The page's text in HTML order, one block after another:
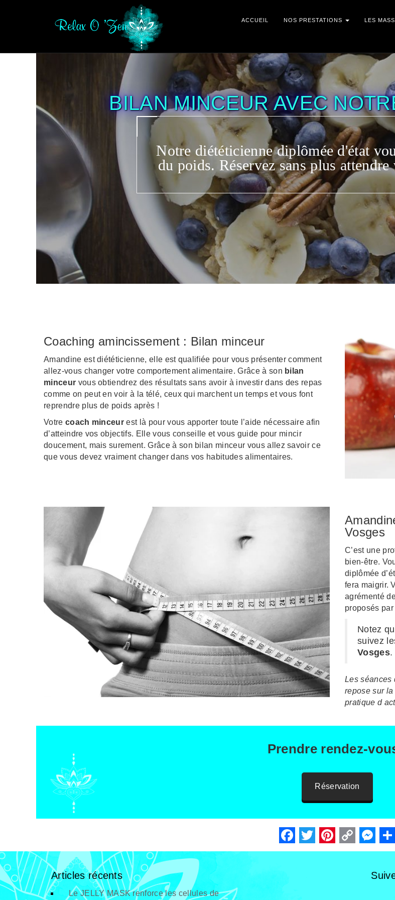
ACCUEIL NOS PRESTATIONS LES
BILAN MINCEUR AVEC
Notre diététicienne diplômée d'état
du poids. Réservez sans plus
Coaching amincissement : Bilan minceur
Amandine est diététicienne, elle est qualifiée pour vous présenter comment
allez-vous changer votre comportement alimentaire. Grâce à son bilan
minceur vous obtiendrez des résultats sans avoir à investir dans des repas
comme on peut en voir à la télé, ceux qui marchent un temps et vous font
reprendre plus de poids après !
Votre coach minceur est là pour vous apporter toute l’aide nécessaire afin
d’atteindre vos objectifs. Elle vous conseille et vous guide pour mincir
doucement, mais surement. Grâce à son bilan minceur vous allez savoir ce
que vous devez vraiment changer dans vos habitudes alimentaires.
Vosges
C’est une
bien-être.
diplômée
fera maigrir.
agrémenté
proposés
Notez
suivez
Vosges.
Les séances
repose sur
pratique d
Prendre rendez-
Réservation
Facebook
Twitter
Pinterest
Copy
Link
Articles récents
Le JELLY MASK renforce les cellules de